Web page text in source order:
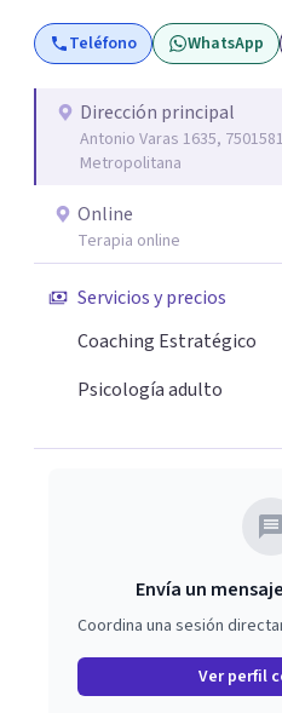
cambio, estaré encantado de
escribirme para coordinar una
Teléfono WhatsApp
Dirección principal
Antonio Varas 1635,
Metropolitana
Online
Terapia online
Servicios y precios
Coaching Estratégico
Psicología adulto
Envía un
Coordina una sesión
Ver perfil